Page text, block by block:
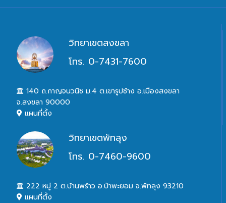
วิทยาเขตสงขลา
โทร. 0-7431-7600
140 ถ.กาญจนวนิช ม.4 ต.เขารูปช้าง อ.เมืองสงขลา
จ.สงขลา 90000
แผนที่ตั้ง
วิทยาเขตพัทลุง
โทร. 0-7460-9600
222 หมู่ 2 ต.บ้านพร้าว อ.ป่าพะยอม จ.พัทลุง 93210
แผนที่ตั้ง